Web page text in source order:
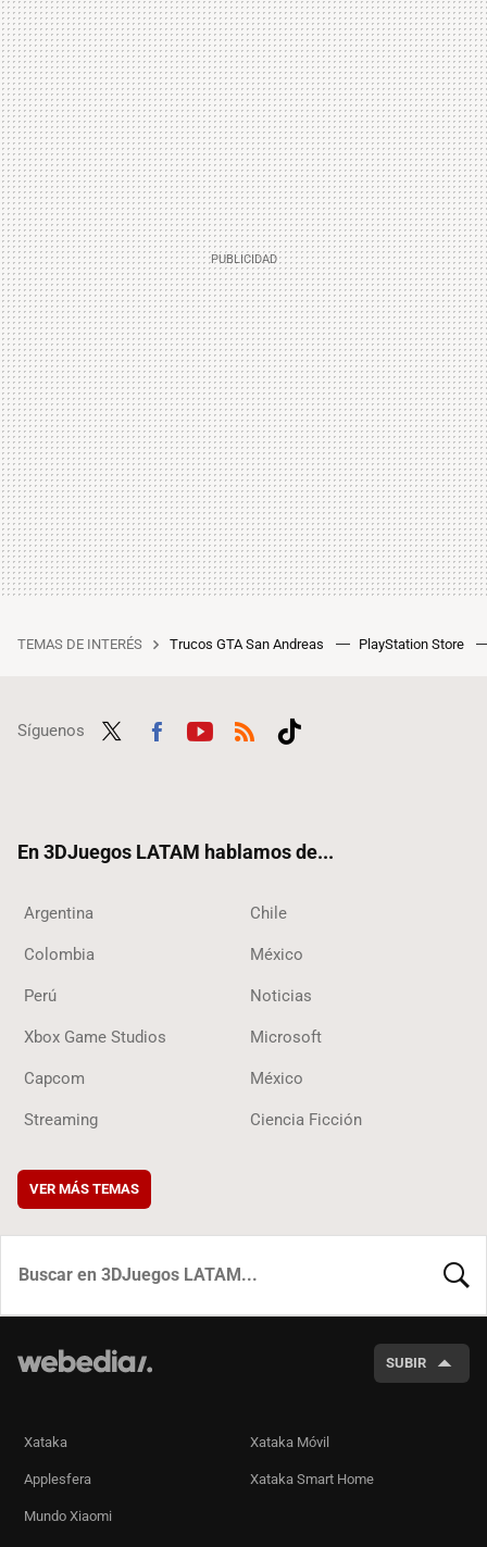
TEMAS DE INTERÉS Trucos GTA San Andreas PlayStation Store
Síguenos
En 3DJuegos LATAM hablamos de...
Argentina Chile
Colombia México
Perú Noticias
Xbox Game Studios Microsoft
Capcom México
Streaming Ciencia Ficción
VER MÁS TEMAS
SUBIR
Xataka Xataka Móvil
Applesfera Xataka Smart Home
Mundo Xiaomi